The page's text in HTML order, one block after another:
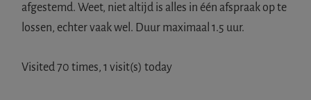
afgestemd. Weet, niet altijd is alles in één afspraak op te
lossen, echter vaak wel. Duur maximaal 1.5 uur.
Visited 70 times, 1 visit(s) today